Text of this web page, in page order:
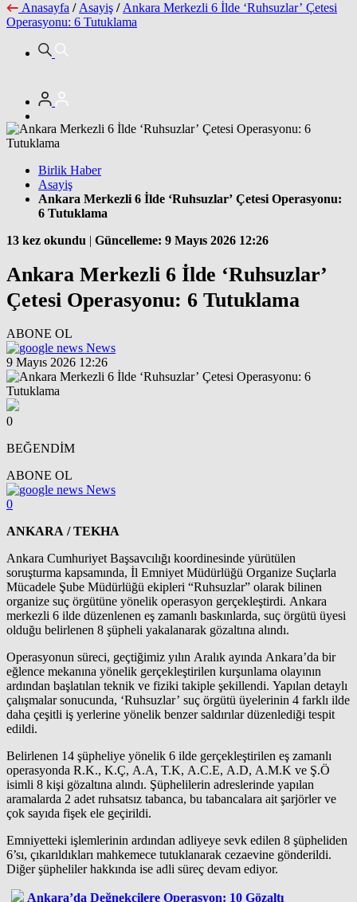
Anasayfa / Asayiş / Ankara Merkezli 6 İlde ‘Ruhsuzlar’ Çetesi
Operasyonu: 6 Tutuklama
Birlik Haber
Asayiş
Ankara Merkezli 6 İlde ‘Ruhsuzlar’ Çetesi Operasyonu:
6 Tutuklama
13 kez okundu | Güncelleme: 9 Mayıs 2026 12:26
Ankara Merkezli 6 İlde ‘Ruhsuzlar’
Çetesi Operasyonu: 6 Tutuklama
ABONE OL
News
9 Mayıs 2026 12:26
0
BEĞENDİM
ABONE OL
News
0
ANKARA / TEKHA
Ankara Cumhuriyet Başsavcılığı koordinesinde yürütülen
soruşturma kapsamında, İl Emniyet Müdürlüğü Organize Suçlarla
Mücadele Şube Müdürlüğü ekipleri “Ruhsuzlar” olarak bilinen
organize suç örgütüne yönelik operasyon gerçekleştirdi. Ankara
merkezli 6 ilde düzenlenen eş zamanlı baskınlarda, suç örgütü üyesi
olduğu belirlenen 8 şüpheli yakalanarak gözaltına alındı.
Operasyonun süreci, geçtiğimiz yılın Aralık ayında Ankara’da bir
eğlence mekanına yönelik gerçekleştirilen kurşunlama olayının
ardından başlatılan teknik ve fiziki takiple şekillendi. Yapılan detaylı
çalışmalar sonucunda, ‘Ruhsuzlar’ suç örgütü üyelerinin 4 farklı ilde
daha çeşitli iş yerlerine yönelik benzer saldırılar düzenlediği tespit
edildi.
Belirlenen 14 şüpheliye yönelik 6 ilde gerçekleştirilen eş zamanlı
operasyonda R.K., K.Ç, A.A, T.K, A.C.E, A.D, A.M.K ve Ş.Ö
isimli 8 kişi gözaltına alındı. Şüphelilerin adreslerinde yapılan
aramalarda 2 adet ruhsatsız tabanca, bu tabancalara ait şarjörler ve
çok sayıda fişek ele geçirildi.
Emniyetteki işlemlerinin ardından adliyeye sevk edilen 8 şüpheliden
6’sı, çıkarıldıkları mahkemece tutuklanarak cezaevine gönderildi.
Diğer şüpheliler hakkında ise adli süreç devam ediyor.
Ankara’da Değnekçilere Operasyon: 10 Gözaltı